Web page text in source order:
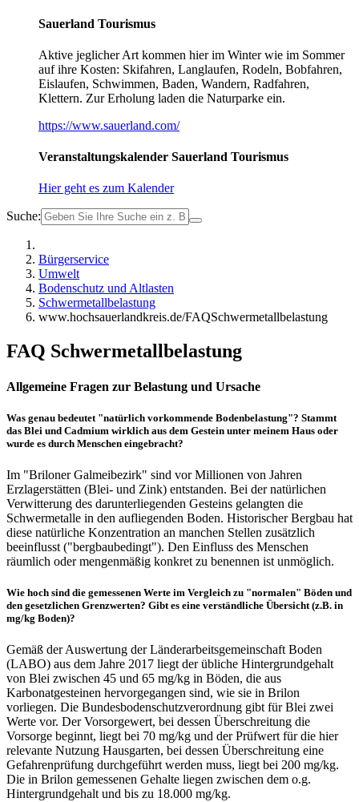
Sauerland Tourismus
Aktive jeglicher Art kommen hier im Winter wie im Sommer
auf ihre Kosten: Skifahren, Langlaufen, Rodeln, Bobfahren,
Eislaufen, Schwimmen, Baden, Wandern, Radfahren,
Klettern. Zur Erholung laden die Naturparke ein.
https://www.sauerland.com/
Veranstaltungskalender Sauerland Tourismus
Hier geht es zum Kalender
Suche:
Bürgerservice
Umwelt
Bodenschutz und Altlasten
Schwermetallbelastung
www.hochsauerlandkreis.de/FAQSchwermetallbelastung
FAQ Schwermetallbelastung
Allgemeine Fragen zur Belastung und Ursache
Was genau bedeutet "natürlich vorkommende Bodenbelastung"? Stammt
das Blei und Cadmium wirklich aus dem Gestein unter meinem Haus oder
wurde es durch Menschen eingebracht?
Im "Briloner Galmeibezirk" sind vor Millionen von Jahren
Erzlagerstätten (Blei- und Zink) entstanden. Bei der natürlichen
Verwitterung des darunterliegenden Gesteins gelangten die
Schwermetalle in den aufliegenden Boden. Historischer Bergbau hat
diese natürliche Konzentration an manchen Stellen zusätzlich
beeinflusst ("bergbaubedingt"). Den Einfluss des Menschen
räumlich oder mengenmäßig konkret zu benennen ist unmöglich.
Wie hoch sind die gemessenen Werte im Vergleich zu "normalen" Böden und
den gesetzlichen Grenzwerten? Gibt es eine verständliche Übersicht (z.B. in
mg/kg Boden)?
Gemäß der Auswertung der Länderarbeitsgemeinschaft Boden
(LABO) aus dem Jahre 2017 liegt der übliche Hintergrundgehalt
von Blei zwischen 45 und 65 mg/kg in Böden, die aus
Karbonatgesteinen hervorgegangen sind, wie sie in Brilon
vorliegen. Die Bundesbodenschutzverordnung gibt für Blei zwei
Werte vor. Der Vorsorgewert, bei dessen Überschreitung die
Vorsorge beginnt, liegt bei 70 mg/kg und der Prüfwert für die hier
relevante Nutzung Hausgarten, bei dessen Überschreitung eine
Gefahrenprüfung durchgeführt werden muss, liegt bei 200 mg/kg.
Die in Brilon gemessenen Gehalte liegen zwischen dem o.g.
Hintergrundgehalt und bis zu 18.000 mg/kg.